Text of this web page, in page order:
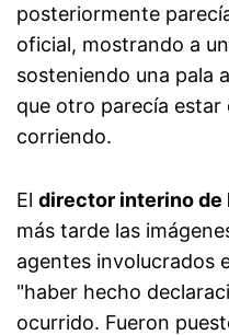
posteriormente
oficial, mostrando a
sosteniendo una pala
que otro parecía estar
corriendo.
El director interino de
más tarde las
agentes involucrados
"haber hecho
ocurrido. Fueron